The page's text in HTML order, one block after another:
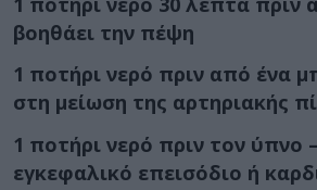
βοηθάει την πέψη
1 ποτήρι νερό πριν από ένα
στη μείωση της αρτηριακής
1 ποτήρι νερό πριν τον ύπνο
εγκεφαλικό επεισόδιο ή